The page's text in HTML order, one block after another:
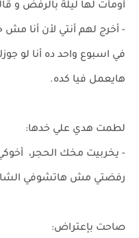
أومأت لها ليلة بالرفض و
- أخرج لهم أنتي لأن أنا مش
في اسبوع واحد ده أنا لو
هايعمل فيا كده.
لطمت هدي علي خدها:
- يخربيت مخك الحجر، أخوكي
رفضتي مش هاتشوفي
صاحت بإعتراض: